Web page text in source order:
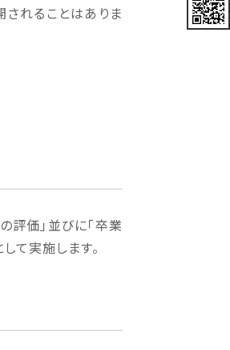
れることはありま
評価」並びに「卒業
て実施します。